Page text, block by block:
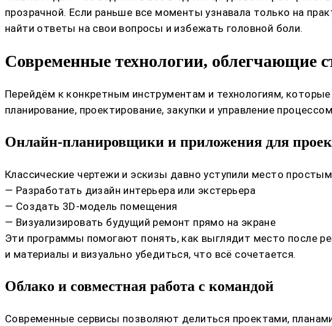
прозрачной. Если раньше все моменты узнавала только на
найти ответы на свои вопросы и избежать головной боли.
Современные технологии, облегчающие
Перейдём к конкретным инструментам и технологиям,
планирование, проектирование, закупки и управление
Онлайн-планировщики и приложения для
Классические чертежи и эскизы давно уступили место
— Разработать дизайн интерьера или экстерьера
— Создать 3D-модель помещения
— Визуализировать будущий ремонт прямо на экране
Эти программы помогают понять, как выглядит место после
и материалы и визуально убедиться, что всё сочетается.
Облако и совместная работа с командой
Современные сервисы позволяют делиться проектами,